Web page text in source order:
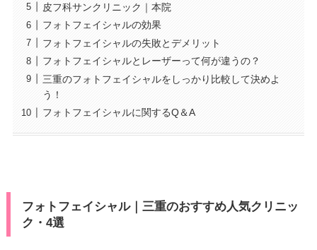
皮フ科サンクリニック｜本院
フォトフェイシャルの効果
フォトフェイシャルの失敗とデメリット
フォトフェイシャルとレーザーって何が違うの？
三重のフォトフェイシャルをしっかり比較して決めよ
う！
フォトフェイシャルに関するQ＆A
フォトフェイシャル｜三重のおすすめ人気クリニッ
ク・4選